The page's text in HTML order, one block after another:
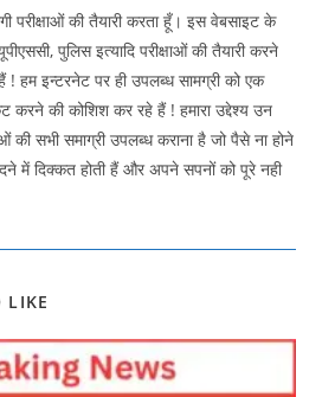
परीक्षाओं की तैयारी करता हूँ। इस वेबसाइट के
पुलिस इत्यादि परीक्षाओं की तैयारी करने
! हम इन्टरनेट पर ही उपलब्ध सामग्री को एक
की कोशिश कर रहे हैं ! हमारा उद्देश्य उन
की सभी समाग्री उपलब्ध कराना है जो पैसे ना होने
में दिक्कत होती हैं और अपने सपनों को पूरे नही
LIKE